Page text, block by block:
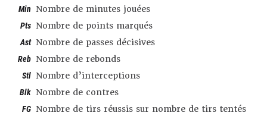
Min Nombre de minutes jouées
Pts Nombre de points marqués
Ast Nombre de passes décisives
Reb Nombre de rebonds
Stl Nombre d’interceptions
Blk Nombre de contres
FG Nombre de tirs réussis sur nombre de tirs tentés